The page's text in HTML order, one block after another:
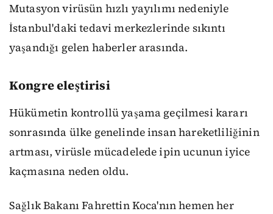
Mutasyon virüsün hızlı yayılımı nedeniyle
İstanbul'daki tedavi merkezlerinde sıkıntı
yaşandığı gelen haberler arasında.
Kongre eleştirisi
Hükümetin kontrollü yaşama geçilmesi kararı
sonrasında ülke genelinde insan hareketliliğinin
artması, virüsle mücadelede ipin ucunun iyice
kaçmasına neden oldu.
Sağlık Bakanı Fahrettin Koca'nın hemen her